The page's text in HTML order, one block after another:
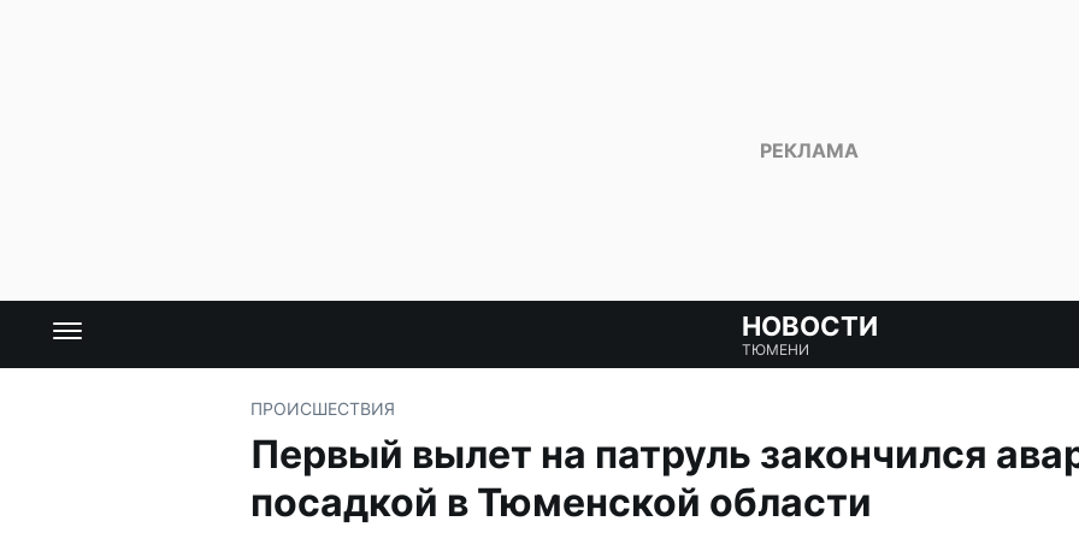
НОВОСТИ
ТЮМЕНИ
ПРОИСШЕСТВИЯ
Первый вылет на патруль закончился
посадкой в Тюменской области